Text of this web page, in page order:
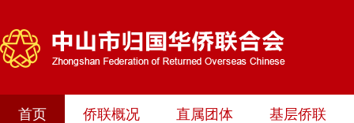
首页 侨联概况 直属团体 基层侨联